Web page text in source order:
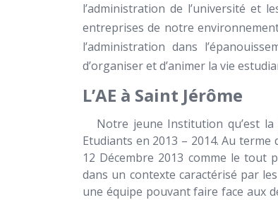
l’administration de l’université et
entreprises de notre
l’administration dans
d’organiser et d’animer la vie
L’AE à Saint Jérôme
Notre jeune Institution qu’est la
Etudiants en 2013 – 2014. Au terme
12 Décembre 2013 comme le tout
dans un contexte caractérisé par
une équipe pouvant faire face aux